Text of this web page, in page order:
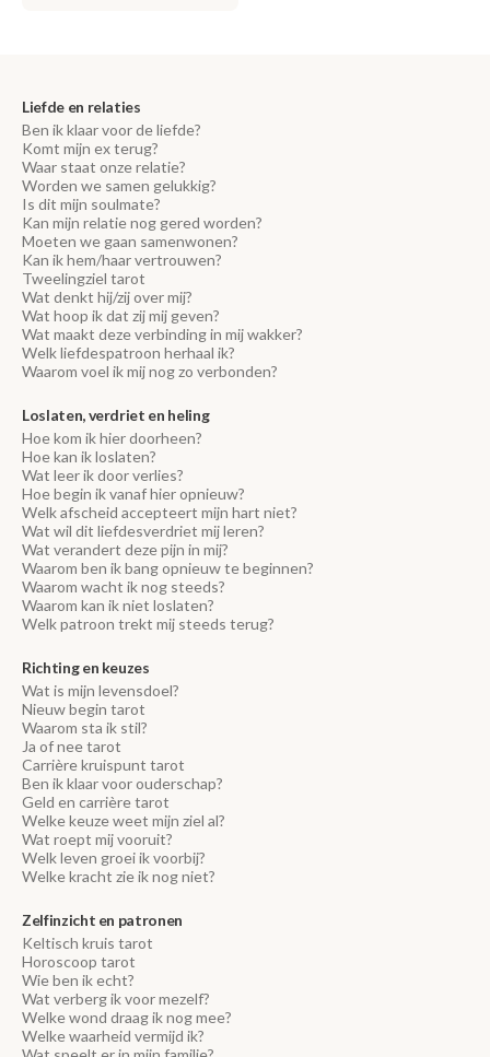
Liefde en relaties
Ben ik klaar voor de liefde?
Komt mijn ex terug?
Waar staat onze relatie?
Worden we samen gelukkig?
Is dit mijn soulmate?
Kan mijn relatie nog gered worden?
Moeten we gaan samenwonen?
Kan ik hem/haar vertrouwen?
Tweelingziel tarot
Wat denkt hij/zij over mij?
Wat hoop ik dat zij mij geven?
Wat maakt deze verbinding in mij wakker?
Welk liefdespatroon herhaal ik?
Waarom voel ik mij nog zo verbonden?
Loslaten, verdriet en heling
Hoe kom ik hier doorheen?
Hoe kan ik loslaten?
Wat leer ik door verlies?
Hoe begin ik vanaf hier opnieuw?
Welk afscheid accepteert mijn hart niet?
Wat wil dit liefdesverdriet mij leren?
Wat verandert deze pijn in mij?
Waarom ben ik bang opnieuw te beginnen?
Waarom wacht ik nog steeds?
Waarom kan ik niet loslaten?
Welk patroon trekt mij steeds terug?
Richting en keuzes
Wat is mijn levensdoel?
Nieuw begin tarot
Waarom sta ik stil?
Ja of nee tarot
Carrière kruispunt tarot
Ben ik klaar voor ouderschap?
Geld en carrière tarot
Welke keuze weet mijn ziel al?
Wat roept mij vooruit?
Welk leven groei ik voorbij?
Welke kracht zie ik nog niet?
Zelfinzicht en patronen
Keltisch kruis tarot
Horoscoop tarot
Wie ben ik echt?
Wat verberg ik voor mezelf?
Welke wond draag ik nog mee?
Welke waarheid vermijd ik?